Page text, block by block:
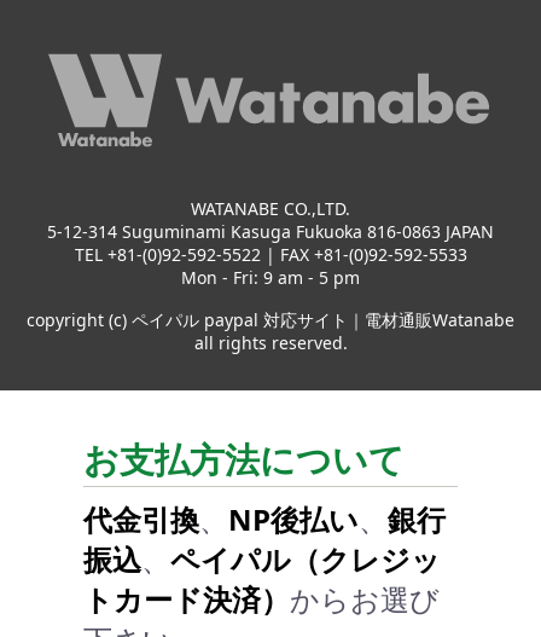
WATANABE CO.,LTD.
5-12-314 Suguminami Kasuga Fukuoka 816-0863 JAPAN
TEL +81-(0)92-592-5522 | FAX +81-(0)92-592-5533
Mon - Fri: 9 am - 5 pm
copyright (c) ペイパル paypal 対応サイト｜電材通販Watanabe
all rights reserved.
お支払方法について
代金引換、 NP後払い、 銀行
振込、 ペイパル（クレジッ
トカード決済） からお選び